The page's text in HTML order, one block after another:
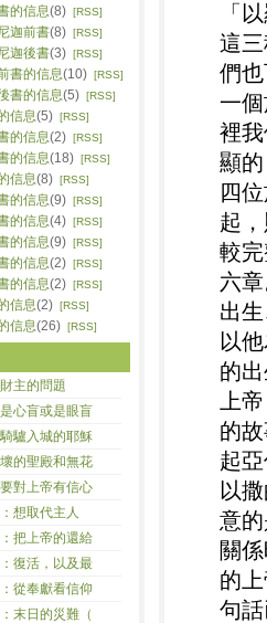
「
這
們
一
裡
顯
四
起
較
六
出
以
的
上
的
起
以
意
關
的
句
的信息(8) [RSS]
迦前書(8) [RSS]
迦後書(3) [RSS]
書的信息(10) [RSS]
書的信息(5) [RSS]
信息(5) [RSS]
的信息(2) [RSS]
的信息(18) [RSS]
信息(8) [RSS]
的信息(9) [RSS]
的信息(4) [RSS]
的信息(9) [RSS]
的信息(2) [RSS]
的信息(2) [RSS]
信息(2) [RSS]
信息(26) [RSS]
主的問題
心盲或是眼盲
驢入城的耶穌
的聖殿和無花
對上帝有信心
想取代主人
把上帝的還給
復活，以及最
從奉獻看信仰
末日的災難（